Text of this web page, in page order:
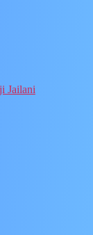
Jailani